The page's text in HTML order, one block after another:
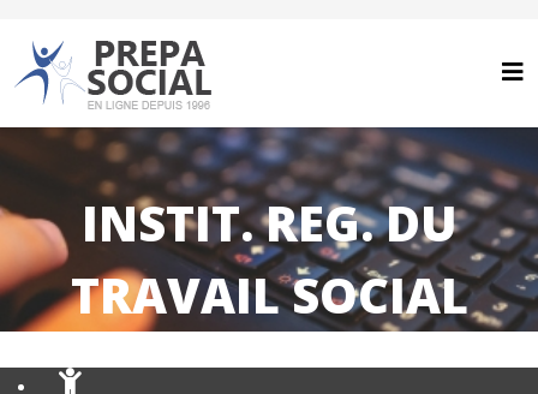
INSTIT. REG. DU
TRAVAIL SOCIAL